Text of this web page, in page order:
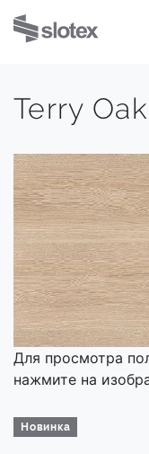
Terry
Для просмотра
нажмите на
Новинка